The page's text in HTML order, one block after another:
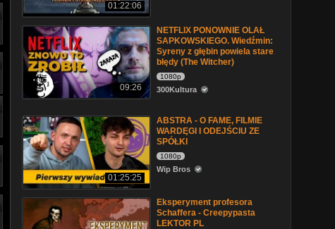
01:22:06
09:26
NETFLIX PONOWNIE OLAŁ
SAPKOWSKIEGO. Wiedźmin:
Syreny z głębin powiela stare
błędy (The Witcher)
1080p
300Kultura
01:25:25
ABSTRA - O FAME, FILMIE
WARDĘGI I ODEJŚCIU ZE
SPÓŁKI
1080p
Wip Bros
Eksperyment profesora
Schaffera - Creepypasta
LEKTOR PL